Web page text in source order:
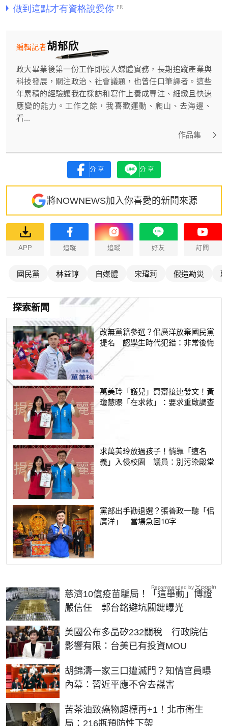
胡郁欣
編輯記者
政大畢業後第一份工作即投入媒體實務，長期追蹤產業與
科技發展，關注政治、社會議題，也曾任口筆譯者。這些
年累積的經驗讓我在採訪和寫作上養成專注、細緻且快速
應變的能力。工作之餘，我喜歡運動、爬山、去海邊、
看...
作品集
分享 分享
將NOWNEWS加入你喜愛的新聞來源
APP 追蹤 追蹤 好友 訂閱
國民黨 林益諄 自媒體 宋瑋莉 假造勘災
探索新聞
改無黨籍參選？佀廣洋放棄國民黨
提名 認學生時代犯錯：非常後悔
萬美玲「護兒」齋齋接連發文！黃
瓊慧曝「在求救」：要求重啟調查
求萬美玲放過孩子！悄靠「這名
義」入侵校園 議員：別污染殿堂
黨部出手勸退選？張善政一聽「佀
廣洋」 當場急回10字
慈濟10億疫苗騙局！「這舉動」博證
嚴信任 郭台銘避坑關鍵曝光
美國公布多晶矽232關稅 行政院估
影響有限：台美已有投資MOU
胡錦濤一家三口遭滅門？知情官員曝
內幕：習近平應不會去謀害
苦茶油致癌物超標再+1！北市衛生
局：216瓶預防性下架
Recommended by